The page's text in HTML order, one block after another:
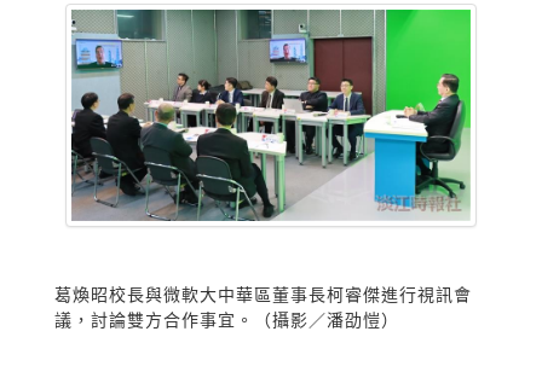
葛煥昭校長與微軟大中華區董事長柯睿傑進行視訊會
議，討論雙方合作事宜。（攝影／潘劭愷）